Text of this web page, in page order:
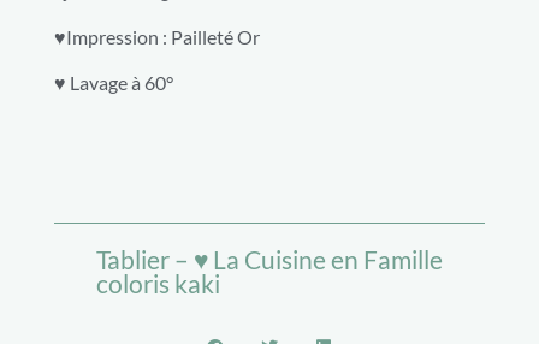
♥Impression : Pailleté Or
♥ Lavage à 60°
Tablier – ♥ La Cuisine en Famille
coloris kaki